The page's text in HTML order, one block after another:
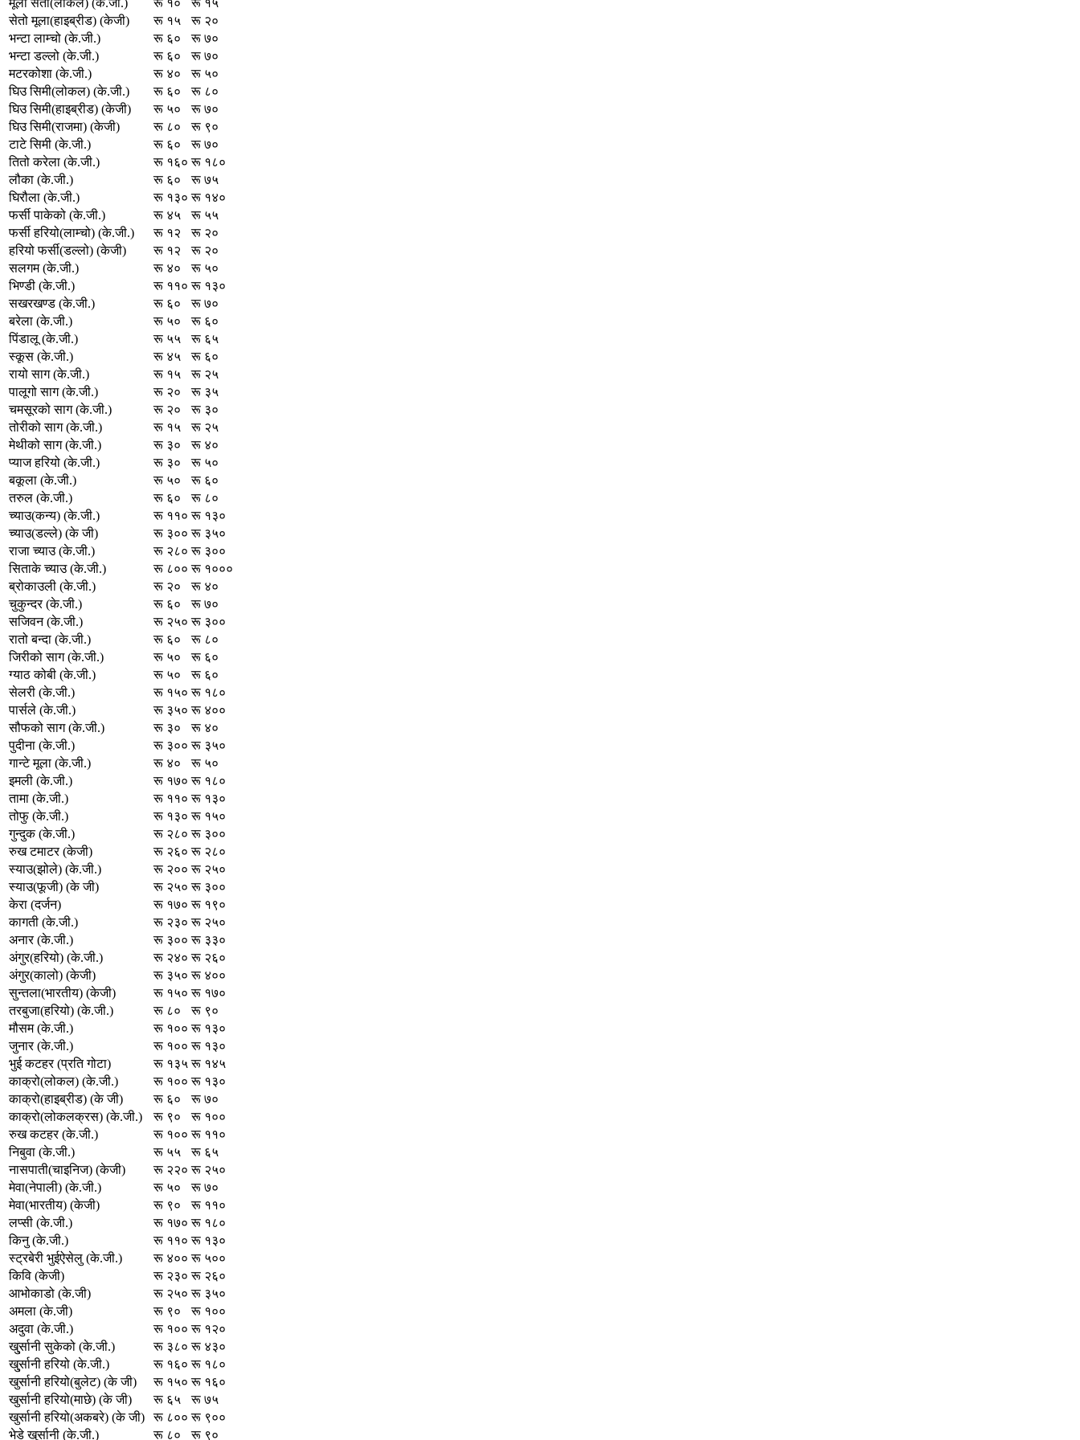
मूला सेतो(लोकल) (के.जी.)
रू १०
रू १५
सेतो मूला(हाइब्रीड) (केजी)
रू १५
रू २०
भन्टा लाम्चो (के.जी.)
रू ६०
रू ७०
भन्टा डल्लो (के.जी.)
रू ६०
रू ७०
मटरकोशा (के.जी.)
रू ४०
रू ५०
घिउ सिमी(लोकल) (के.जी.)
रू ६०
रू ८०
घिउ सिमी(हाइब्रीड) (केजी)
रू ५०
रू ७०
घिउ सिमी(राजमा) (केजी)
रू ८०
रू ९०
टाटे सिमी (के.जी.)
रू ६०
रू ७०
तितो करेला (के.जी.)
रू १६० रू १८०
लौका (के.जी.)
रू ६०
रू ७५
घिरौला (के.जी.)
रू १३० रू १४०
फर्सी पाकेको (के.जी.)
रू ४५
रू ५५
फर्सी हरियो(लाम्चो) (के.जी.)
रू १२
रू २०
हरियो फर्सी(डल्लो) (केजी)
रू १२
रू २०
सलगम (के.जी.)
रू ४०
रू ५०
भिण्डी (के.जी.)
रू ११० रू १३०
सखरखण्ड (के.जी.)
रू ६०
रू ७०
बरेला (के.जी.)
रू ५०
रू ६०
पिंडालू (के.जी.)
रू ५५
रू ६५
स्कूस (के.जी.)
रू ४५
रू ६०
रायो साग (के.जी.)
रू १५
रू २५
पालूगो साग (के.जी.)
रू २०
रू ३५
चमसूरको साग (के.जी.)
रू २०
रू ३०
तोरीको साग (के.जी.)
रू १५
रू २५
मेथीको साग (के.जी.)
रू ३०
रू ४०
प्याज हरियो (के.जी.)
रू ३०
रू ५०
बकूला (के.जी.)
रू ५०
रू ६०
तरुल (के.जी.)
रू ६०
रू ८०
च्याउ(कन्य) (के.जी.)
रू ११० रू १३०
च्याउ(डल्ले) (के जी)
रू ३०० रू ३५०
राजा च्याउ (के.जी.)
रू २८० रू ३००
सिताके च्याउ (के.जी.)
रू ८०० रू १०००
ब्रोकाउली (के.जी.)
रू २०
रू ४०
चुकुन्दर (के.जी.)
रू ६०
रू ७०
सजिवन (के.जी.)
रू २५० रू ३००
रातो बन्दा (के.जी.)
रू ६०
रू ८०
जिरीको साग (के.जी.)
रू ५०
रू ६०
ग्याठ कोबी (के.जी.)
रू ५०
रू ६०
सेलरी (के.जी.)
रू १५० रू १८०
पार्सले (के.जी.)
रू ३५० रू ४००
सौफको साग (के.जी.)
रू ३०
रू ४०
पुदीना (के.जी.)
रू ३०० रू ३५०
गान्टे मूला (के.जी.)
रू ४०
रू ५०
इमली (के.जी.)
रू १७० रू १८०
तामा (के.जी.)
रू ११० रू १३०
तोफु (के.जी.)
रू १३० रू १५०
गुन्दुक (के.जी.)
रू २८० रू ३००
रुख टमाटर (केजी)
रू २६० रू २८०
स्याउ(झोले) (के.जी.)
रू २०० रू २५०
स्याउ(फूजी) (के जी)
रू २५० रू ३००
केरा (दर्जन)
रू १७० रू १९०
कागती (के.जी.)
रू २३० रू २५०
अनार (के.जी.)
रू ३०० रू ३३०
अंगुर(हरियो) (के.जी.)
रू २४० रू २६०
अंगुर(कालो) (केजी)
रू ३५० रू ४००
सुन्तला(भारतीय) (केजी)
रू १५० रू १७०
तरबुजा(हरियो) (के.जी.)
रू ८०
रू ९०
मौसम (के.जी.)
रू १०० रू १३०
जुनार (के.जी.)
रू १०० रू १३०
भुई कटहर (प्रति गोटा)
रू १३५ रू १४५
काक्रो(लोकल) (के.जी.)
रू १०० रू १३०
काक्रो(हाइब्रीड) (के जी)
रू ६०
रू ७०
काक्रो(लोकलक्रस) (के.जी.)
रू ९०
रू १००
रुख कटहर (के.जी.)
रू १०० रू ११०
निबुवा (के.जी.)
रू ५५
रू ६५
नासपाती(चाइनिज) (केजी)
रू २२० रू २५०
मेवा(नेपाली) (के.जी.)
रू ५०
रू ७०
मेवा(भारतीय) (केजी)
रू ९०
रू ११०
लप्सी (के.जी.)
रू १७० रू १८०
किनु (के.जी.)
रू ११० रू १३०
स्ट्रबेरी भुईऐसेलु (के.जी.)
रू ४०० रू ५००
किवि (केजी)
रू २३० रू २६०
आभोकाडो (के.जी)
रू २५० रू ३५०
अमला (के.जी)
रू ९०
रू १००
अदुवा (के.जी.)
रू १०० रू १२०
खु्र्सानी सुकेको (के.जी.)
रू ३८० रू ४३०
खु्र्सानी हरियो (के.जी.)
रू १६० रू १८०
खुर्सानी हरियो(बुलेट) (के जी)
रू १५० रू १६०
खुर्सानी हरियो(माछे) (के जी)
रू ६५
रू ७५
खुर्सानी हरियो(अकबरे) (के जी)
रू ८०० रू ९००
भेडे खु्र्सानी (के.जी.)
रू ८० रू ९०